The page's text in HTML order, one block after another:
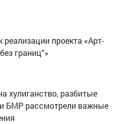
реализации проекта «Арт-
границ”»
хулиганство, разбитые
БМР рассмотрели важные